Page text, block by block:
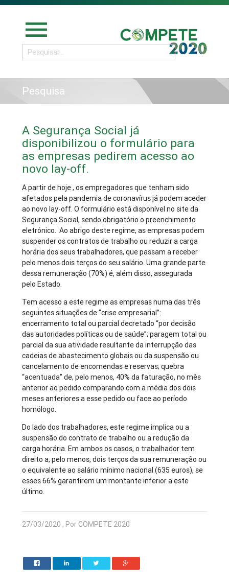
menu
Pesquisa
A Segurança Social já
disponibilizou o formulário para
as empresas pedirem acesso ao
novo lay-off.
A partir de hoje , os empregadores que tenham sido
afetados pela pandemia de coronavírus já podem aceder
ao novo lay-off. O formulário está disponível no site da
Segurança Social, sendo obrigatório o preenchimento
eletrónico. Ao abrigo deste regime, as empresas podem
suspender os contratos de trabalho ou reduzir a carga
horária dos seus trabalhadores, que passam a receber
pelo menos dois terços do seu salário. Uma grande parte
dessa remuneração (70%) é, além disso, assegurada
pelo Estado.
Tem acesso a este regime as empresas numa das três
seguintes situações de “crise empresarial”:
encerramento total ou parcial decretado “por decisão
das autoridades políticas ou de saúde”; paragem total ou
parcial da sua atividade resultante da interrupção das
cadeias de abastecimento globais ou da suspensão ou
cancelamento de encomendas e reservas; quebra
“acentuada” de, pelo menos, 40% da faturação, no mês
anterior ao pedido comparando com a média dos dois
meses anteriores a esse pedido ou face ao período
homólogo.
Do lado dos trabalhadores, este regime implica ou a
suspensão do contrato de trabalho ou a redução da
carga horária. Em ambos os casos, o trabalhador tem
direito a, pelo menos, dois terços da sua remuneração ou
o equivalente ao salário mínimo nacional (635 euros), se
esses 66% garantirem um montante inferior a este
último.
27/03/2020 , Por COMPETE 2020